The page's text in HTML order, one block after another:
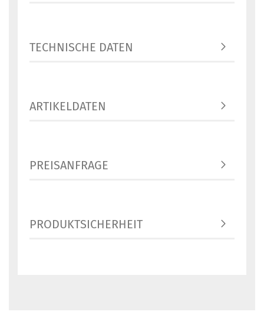
TECHNISCHE DATEN
ARTIKELDATEN
PREISANFRAGE
PRODUKTSICHERHEIT